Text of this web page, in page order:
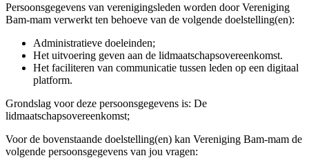
Persoonsgegevens van verenigingsleden worden door Vereniging
Bam-mam verwerkt ten behoeve van de volgende doelstelling(en):
Administratieve doeleinden;
Het uitvoering geven aan de lidmaatschapsovereenkomst.
Het faciliteren van communicatie tussen leden op een digitaal
platform.
Grondslag voor deze persoonsgegevens is: De
lidmaatschapsovereenkomst;
Voor de bovenstaande doelstelling(en) kan Vereniging Bam-mam de
volgende persoonsgegevens van jou vragen: